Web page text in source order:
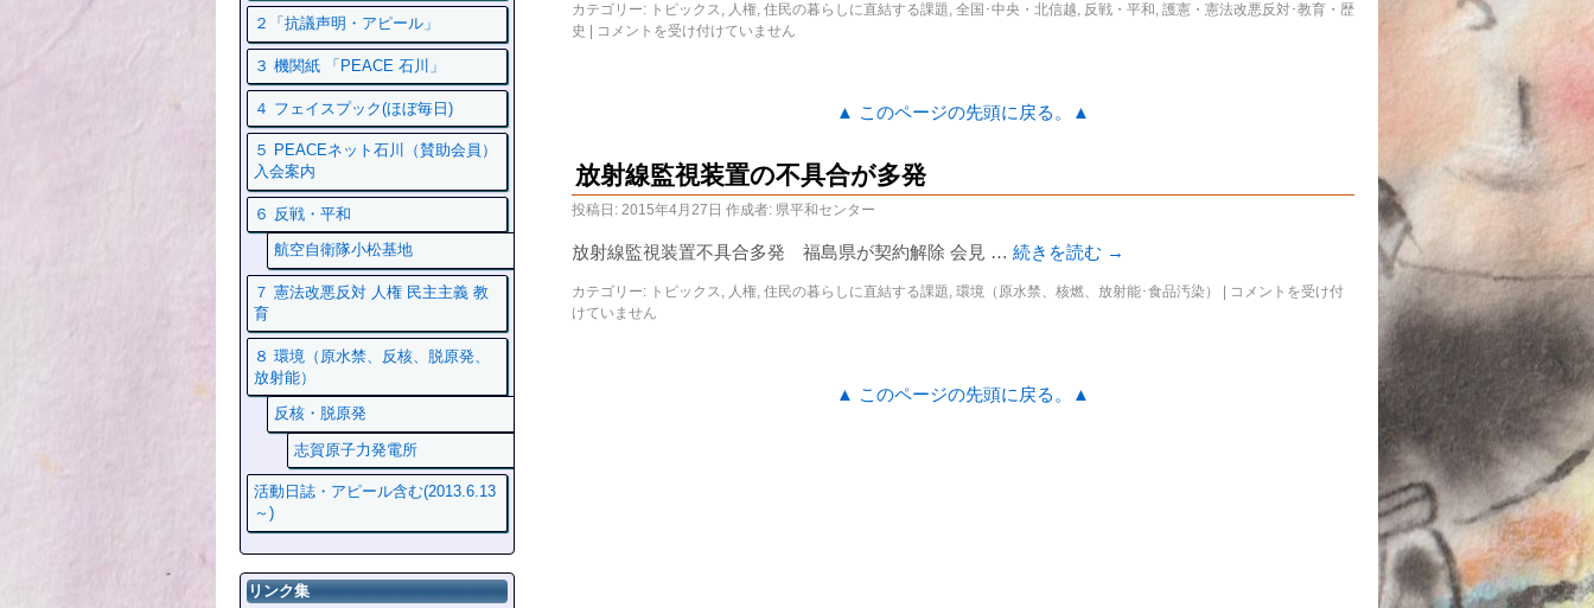
カテゴリー: トピックス, 人権, 住民の暮らしに直結する課題, 全国･中央・北信越, 反戦・平和, 護憲・憲法改悪反対･教育・歴
史
コメントを受け付けていません
▲ このページの先頭に戻る。▲
放射線監視装置の不具合が多発
投稿日: 2015年4月27日 作成者: 県平和センター
放射線監視装置不具合多発 福島県が契約解除 会見 … 続きを読む →
カテゴリー: トピックス, 人権, 住民の暮らしに直結する課題, 環境（原水禁、核燃、放射能･食品汚染）
コメントを受け付
けていません
▲ このページの先頭に戻る。▲
２「抗議声明・アピール」
３ 機関紙 「PEACE 石川」
４ フェイスプック(ほぼ毎日)
５ PEACEネット石川（賛助会員）
入会案内
６ 反戦・平和
航空自衛隊小松基地
７ 憲法改悪反対 人権 民主主義 教
育
８ 環境（原水禁、反核、脱原発、
放射能）
反核・脱原発
志賀原子力発電所
活動日誌・アピール含む(2013.6.13
～)
リンク集